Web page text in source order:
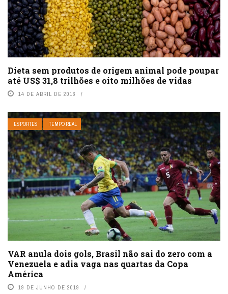
Dieta sem produtos de origem animal pode poupar
até US$ 31,8 trilhões e oito milhões de vidas
14 DE ABRIL DE 2016
ESPORTES TEMPO REAL
VAR anula dois gols, Brasil não sai do zero com a
Venezuela e adia vaga nas quartas da Copa
América
19 DE JUNHO DE 2019